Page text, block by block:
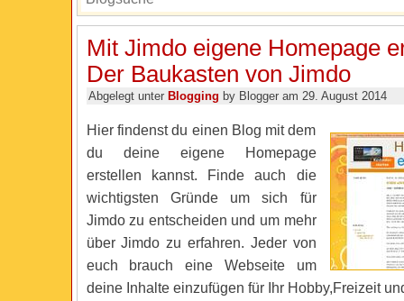
Mit Jimdo eigene Homepage
Der Baukasten von Jimdo
Abgelegt unter Blogging by Blogger am 29. August 2014
Hier findenst du einen Blog mit dem
du deine eigene Homepage
erstellen kannst. Finde auch die
wichtigsten Gründe um sich für
Jimdo zu entscheiden und um mehr
über Jimdo zu erfahren. Jeder von
euch brauch eine Webseite um
deine Inhalte einzufügen für Ihr Hobby,Freizeit